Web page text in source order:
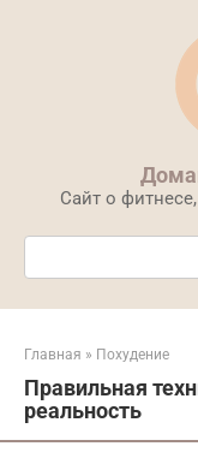
Сайт о
Поиск:
Главная » Похудение
Правильная
реальность